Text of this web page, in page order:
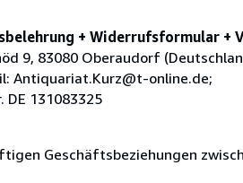
+ Widerrufsformular +
9, 83080 Oberaudorf
Antiquariat.Kurz@t-online.de;
131083325
Geschäftsbeziehungen